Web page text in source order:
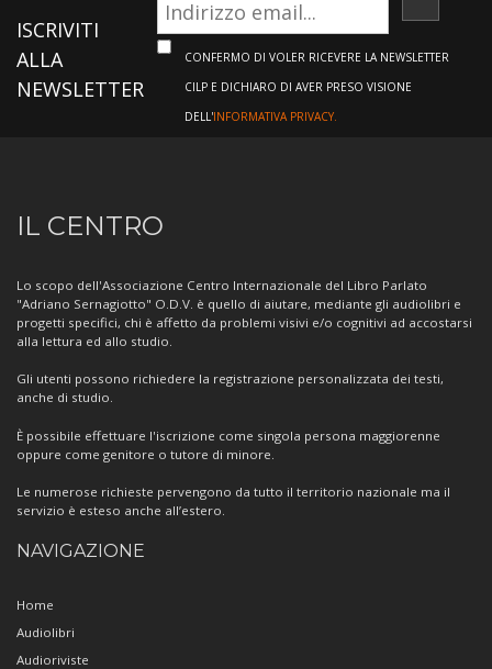
ISCRIVITI
ALLA
NEWSLETTER
CONFERMO DI VOLER RICEVERE LA NEWSLETTER
CILP E DICHIARO DI AVER PRESO VISIONE
DELL'INFORMATIVA PRIVACY.
Informazioni
sul
Centro
IL CENTRO
Lo scopo dell'Associazione Centro Internazionale del Libro Parlato
"Adriano Sernagiotto" O.D.V. è quello di aiutare, mediante gli audiolibri e
progetti specifici, chi è affetto da problemi visivi e/o cognitivi ad accostarsi
alla lettura ed allo studio.
Gli utenti possono richiedere la registrazione personalizzata dei testi,
anche di studio.
È possibile effettuare l'iscrizione come singola persona maggiorenne
oppure come genitore o tutore di minore.
Le numerose richieste pervengono da tutto il territorio nazionale ma il
servizio è esteso anche all’estero.
NAVIGAZIONE
Home
Audiolibri
Audioriviste